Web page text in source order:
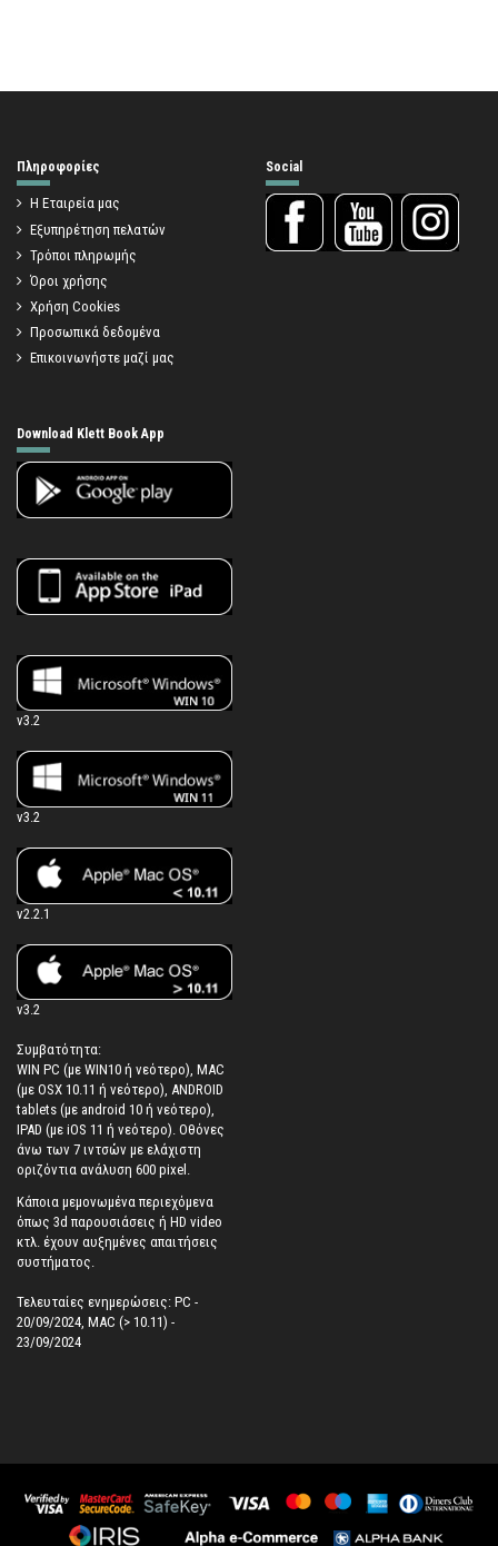
Πληροφορίες
Η Εταιρεία μας
Εξυπηρέτηση πελατών
Τρόποι πληρωμής
Όροι χρήσης
Χρήση Cookies
Προσωπικά δεδομένα
Επικοινωνήστε μαζί μας
Social
Download Klett Book App
v3.2
v3.2
v2.2.1
v3.2
Συμβατότητα:
WIN PC (με WIN10 ή νεότερο), MAC
(με OSX 10.11 ή νεότερο), ANDROID
tablets (με android 10 ή νεότερο),
IPAD (με iOS 11 ή νεότερο). Oθόνες
άνω των 7 ιντσών με ελάχιστη
οριζόντια ανάλυση 600 pixel.
Κάποια μεμονωμένα περιεχόμενα
όπως 3d παρουσιάσεις ή HD video
κτλ. έχουν αυξημένες απαιτήσεις
συστήματος.
Τελευταίες ενημερώσεις: PC -
20/09/2024, MAC (> 10.11) -
23/09/2024